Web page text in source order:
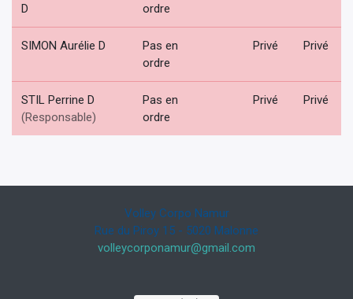
D
ordre
SIMON Aurélie D
Pas en
ordre
Privé Privé
STIL Perrine D
(Responsable)
Pas en
ordre
Privé Privé
Volley Corpo Namur
Rue du Piroy 15 - 5020 Malonne
volleycorponamur@gmail.com